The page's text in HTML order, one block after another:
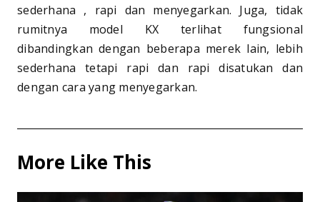
sederhana , rapi dan menyegarkan. Juga, tidak
rumitnya model KX terlihat fungsional
dibandingkan dengan beberapa merek lain, lebih
sederhana tetapi rapi dan rapi disatukan dan
dengan cara yang menyegarkan.
More Like This